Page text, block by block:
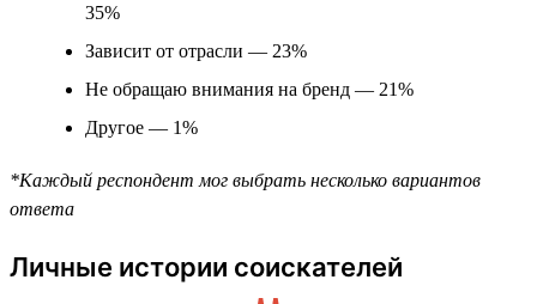
35%
Зависит от отрасли — 23%
Не обращаю внимания на бренд — 21%
Другое — 1%
*Каждый респондент мог выбрать несколько вариантов
ответа
Личные истории соискателей